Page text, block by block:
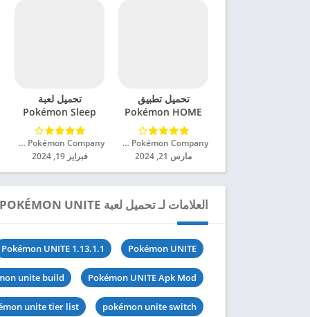
تحميل تطبيق
Pokémon HOME
مهكر للاندرويد 2024
The Pokémon Company‏
مارس 21, 2024
تحميل لعبة
Pokémon Sleep
مهكرة للاندرويد 2024
The Pokémon Company‏
فبراير 19, 2024
العلامات لـ تحميل لعبة POKÉMON UNITE مهكرة للاندرويد 2024
Pokémon UNITE
Pokémon UNITE 1.13.1.1
Pokémon UNITE Apk Mod
unite build
pokémon unite switch
unite tier list